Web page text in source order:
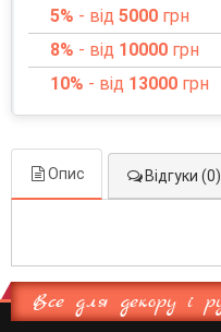
5% - від 5000 грн
8% - від 10000 грн
10% - від 13000 грн
Опис Відгуки (0)
Все для декору і